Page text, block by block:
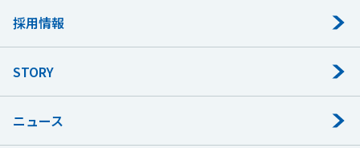
採用情報
STORY
ニュース